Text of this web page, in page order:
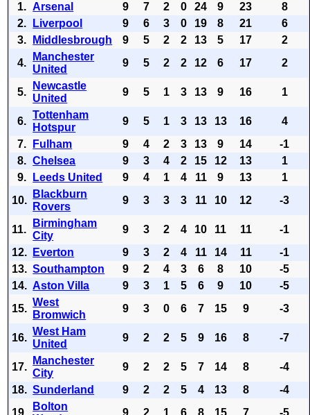
1. Arsenal 9 7 2 0 24 9 23
8
2.
Liverpool 9 6 3 0 19 8 21
6
3.
Middlesbrough 9 5 2 2 13 5 17
2
4.
Manchester
United
9 5 2 2 12 6 17 2
5.
Newcastle
United
9 5 1 3 13 9 16 1
6.
Tottenham
Hotspur
9 5 1 3 13 13 16
4
7.
Fulham 9 4 2 3 13 9 14
-1
8. Chelsea 9 3 4 2 15 12 13
1
9.
Leeds United 9 4 1 4 11 9 13
1
10.
Blackburn
Rovers
9 3 3 3 11 10 12 -3
11.
Birmingham
City
9 3 2 4 10 11 11
-1
12.
Everton 9 3 2 4 11 14 11
-1
13. Southampton 9 2 4 3 6 8 10
-5
14. Aston Villa 9 3 1 5 6 9 10
-5
15.
West
Bromwich
9 3 0 6 7 15 9 -3
16.
West Ham
United
9 2 2 5 9 16 8 -7
17.
Manchester
City
9 2 2 5 7 14 8
-4
18. Sunderland 9 2 2 5 4 13 8
-4
19.
Bolton
9 2 1 6 8 15 7 -5